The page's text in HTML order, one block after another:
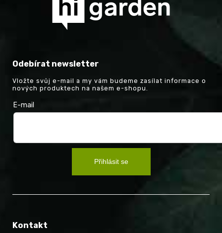
Odebírat newsletter
Vložte svůj e-mail a my vám budeme zasílat informace o
nových produktech na našem e-shopu.
E-mail
Přihlásit se
Kontakt